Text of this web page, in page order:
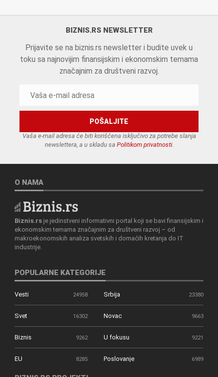
BIZNIS.RS NEWSLETTER
Prijavite se na biznis.rs newsletter i budite uvek u
toku sa najnovijim finansijskim i ekonomskim temama
značajnim za društveni razvoj.
Vaša e-mail adresa će biti korišćena isključivo za potrebe slanja
newslettera, a u skladu sa Politikom privatnosti.
O NAMA
Biznis.rs je jedinstveni informativni portal koji se bavi finansijskim i
ekonomskim temama značajnim za društveni razvoj – od
makroekonomskih analiza svetskih i domaćih kretanja do IT
industrije.
POPULARNE KATEGORIJE
Vesti 24958 Srbija 23380
Svet 16302 Novac 9663
Biznis 9262 U fokusu 9221
EU 8285 Poslovanje 6989